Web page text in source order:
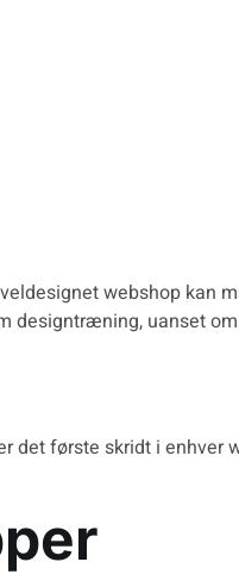
webshop kan
designtræning, uanset
det første skridt i enhver